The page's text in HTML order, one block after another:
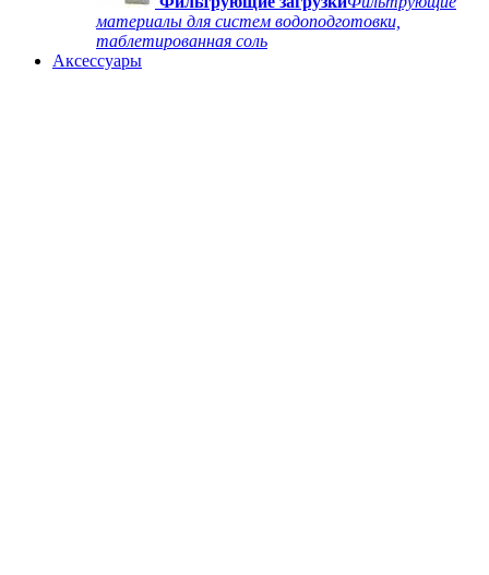
материалы для систем водоподготовки,
таблетированная соль
Аксессуары